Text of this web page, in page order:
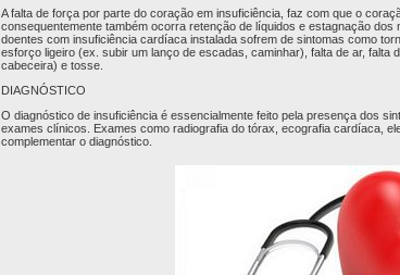
A falta de força por parte do coração em insuficiência, faz com que o
consequentemente também ocorra retenção de líquidos e estagnação
doentes com insuficiência cardíaca instalada sofrem de sintomas como
esforço ligeiro (ex. subir um lanço de escadas, caminhar), falta de ar,
cabeceira) e tosse.
DIAGNÓSTICO
O diagnóstico de insuficiência é essencialmente feito pela presença dos
exames clínicos. Exames como radiografia do tórax, ecografia cardíaca,
complementar o diagnóstico.